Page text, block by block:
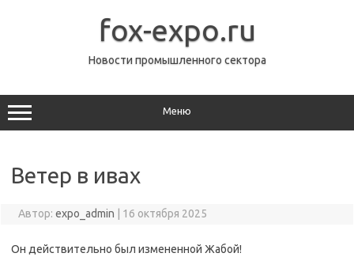
fox-expo.ru
Новости промышленного сектора
Меню
Ветер в ивах
Автор: expo_admin 16 октября 2025
Он действительно был измененной Жабой!